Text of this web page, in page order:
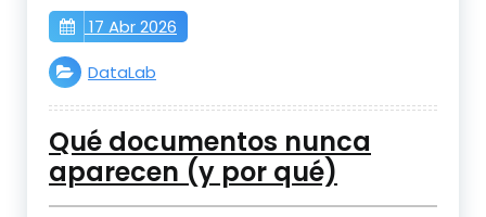
17 Abr 2026
DataLab
Qué documentos nunca
aparecen (y por qué)